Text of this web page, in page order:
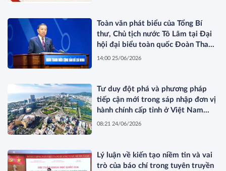
Toàn văn phát biểu của Tổng Bí
thư, Chủ tịch nước Tô Lâm tại Đại
hội đại biểu toàn quốc Đoàn Thanh
niên Cộng sản Hồ Chí Minh lần thứ
14:00 25/06/2026
Tư duy đột phá và phương pháp
tiếp cận mới trong sáp nhập đơn vị
hành chính cấp tỉnh ở Việt Nam
hiện nay
08:21 24/06/2026
Lý luận về kiến tạo niềm tin và vai
trò của báo chí trong tuyên truyền